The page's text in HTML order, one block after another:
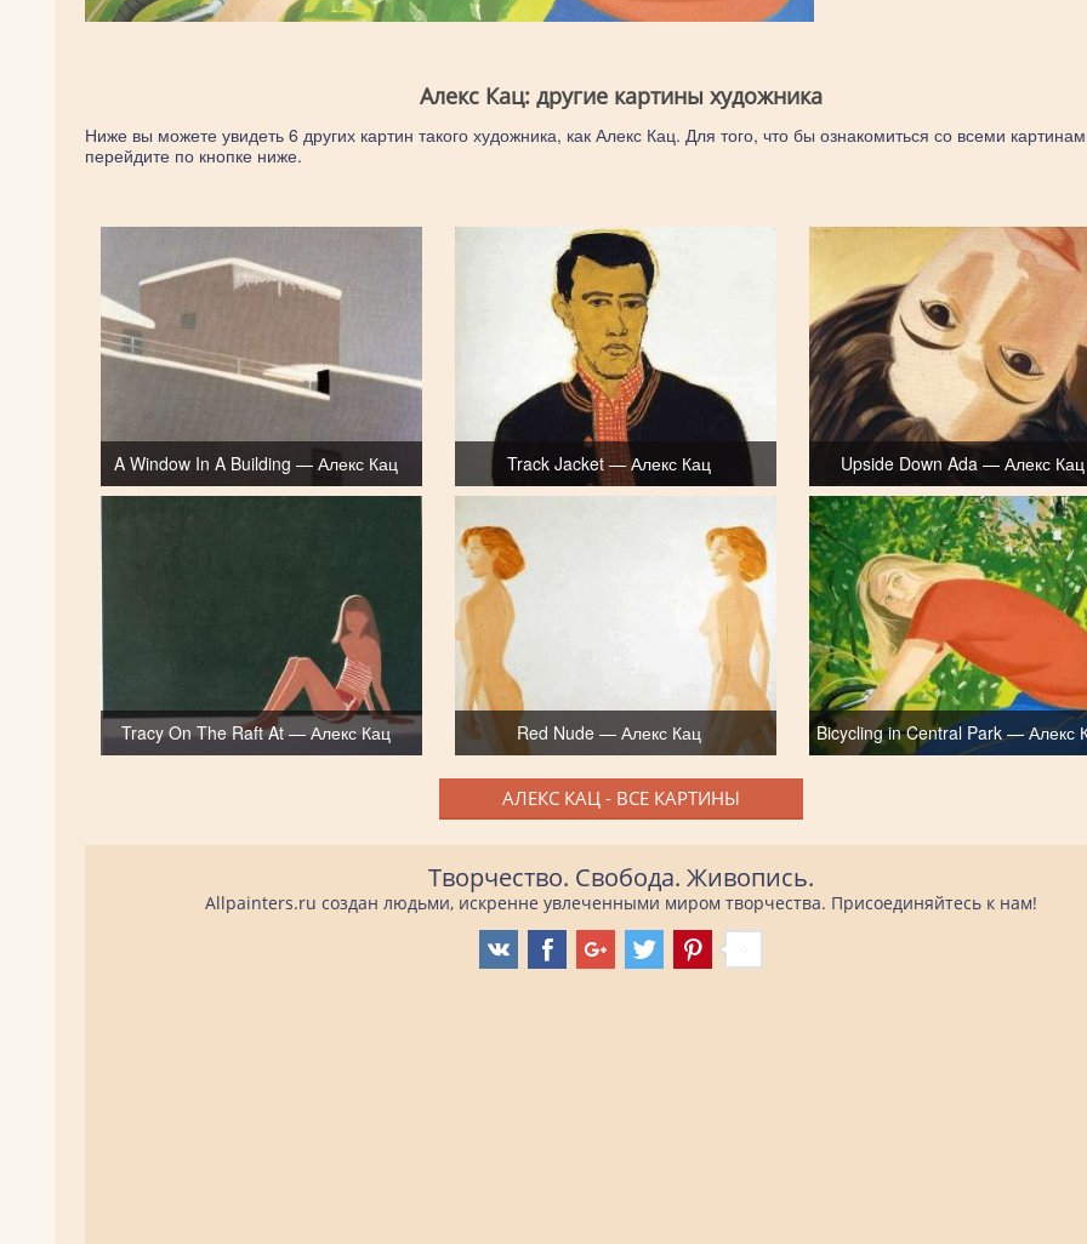
Алекс Кац: другие картины художника
Ниже вы можете увидеть 6 других картин такого художника, как Алекс Кац. Для того, что бы ознакомиться со всеми
перейдите по кнопке ниже.
A Window In A Building — Алекс Кац Track Jacket — Алекс Кац Upside Down Ada — Алекс Кац
Tracy On The Raft At — Алекс Кац Red Nude — Алекс Кац Bicycling in Central Park — Алекс
АЛЕКС КАЦ - ВСЕ КАРТИНЫ
Творчество. Свобода. Живопись.
Allpainters.ru создан людьми, искренне увлеченными миром творчества. Присоединяйтесь к нам!